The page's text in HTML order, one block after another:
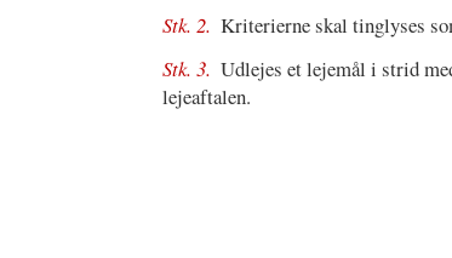
Stk. 2. Kriterierne skal tinglyses
Stk. 3. Udlejes et lejemål i strid
lejeaftalen.